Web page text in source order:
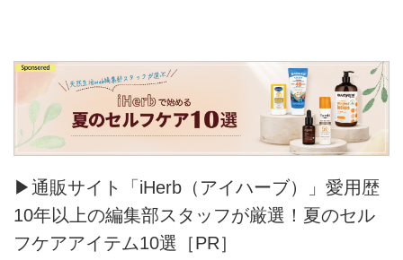
▶通販サイト「iHerb（アイハーブ）」愛用歴
10年以上の編集部スタッフが厳選！夏のセル
フケアアイテム10選［PR］